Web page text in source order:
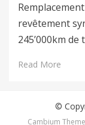
revêtement
245’000km
Read More
©
Cambium